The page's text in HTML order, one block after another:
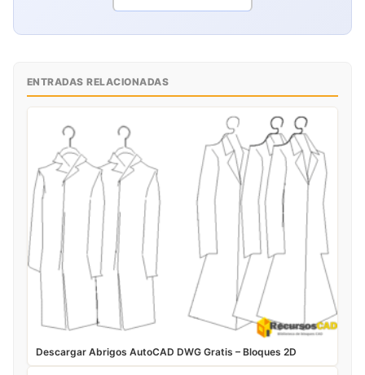
ENTRADAS RELACIONADAS
Descargar Abrigos AutoCAD DWG Gratis – Bloques 2D